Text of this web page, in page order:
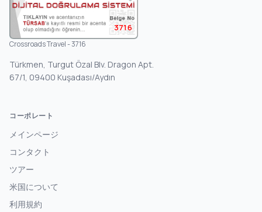
3716
Crossroads Travel - 3716
Türkmen, Turgut Özal Blv. Dragon Apt.
67/1, 09400 Kuşadası/Aydın
コーポレート
メインページ
コンタクト
ツアー
米国について
利用規約